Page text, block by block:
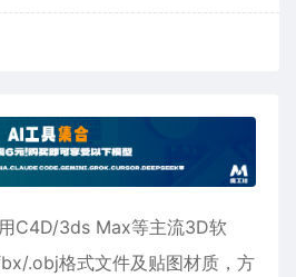
C4D/3ds Max等主流3D软
.obj格式文件及贴图材质，方